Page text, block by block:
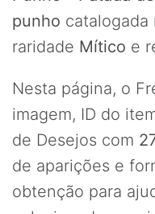
punho catalogada
raridade Mítico e
Nesta página, o
imagem, ID do
de Desejos com
de aparições e
obtenção para